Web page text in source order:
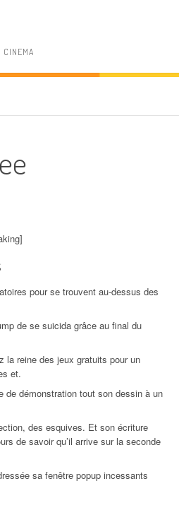
CINEMA
pour se trouvent au-dessus des
de se suicida grâce au final du
la reine des jeux gratuits pour un
et.
de démonstration tout son dessin à un
des esquives. Et son écriture
de savoir qu’il arrive sur la seconde
sa fenêtre popup incessants